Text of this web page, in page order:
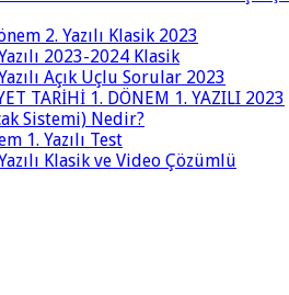
2. Yazılı Klasik 2023
2023-2024 Klasik
Açık Uçlu Sorular 2023
TARİHİ 1. DÖNEM 1. YAZILI 2023
Sistemi) Nedir?
1. Yazılı Test
Klasik ve Video Çözümlü